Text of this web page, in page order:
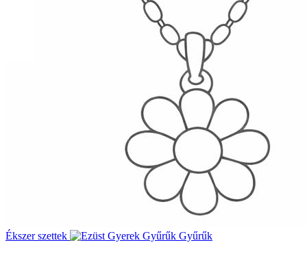
Ékszer szettek Gyűrűk